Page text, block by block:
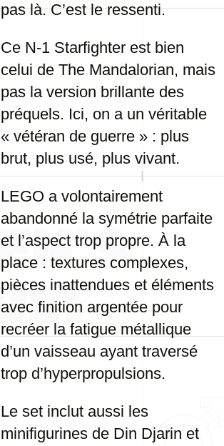
pas là. C’est le ressenti.
Ce N-1 Starfighter est bien
celui de The Mandalorian, mais
pas la version brillante des
préquels. Ici, on a un véritable
« vétéran de guerre » : plus
brut, plus usé, plus vivant.
LEGO a volontairement
abandonné la symétrie parfaite
et l’aspect trop propre. À la
place : textures complexes,
pièces inattendues et éléments
avec finition argentée pour
recréer la fatigue métallique
d’un vaisseau ayant traversé
trop d’hyperpropulsions.
Le set inclut aussi les
minifigurines de Din Djarin et